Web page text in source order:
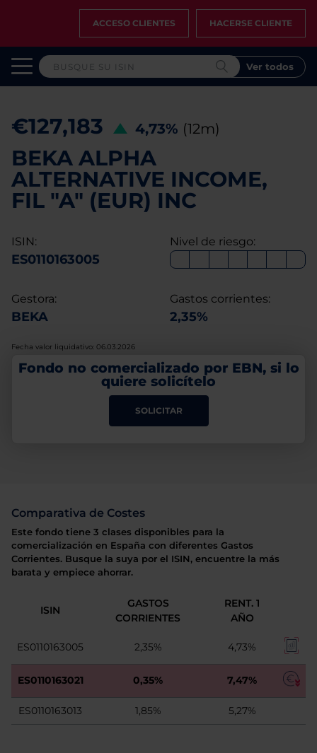
ACCESO CLIENTES HACERSE CLIENTE
Ver todos
€127,183 4,73% (12m)
BEKA ALPHA
ALTERNATIVE INCOME,
FIL "A" (EUR) INC
ISIN:
ES0110163005
Nivel de riesgo:
Gestora:
BEKA
Gastos corrientes:
2,35%
Fecha valor liquidativo: 06.03.2026
Fondo no comercializado por EBN, si lo
quiere solicítelo
SOLICITAR
Comparativa de Costes
Este fondo tiene 3 clases disponibles para la
comercialización en España con diferentes Gastos
Corrientes. Busque la suya por el ISIN, encuentre la más
barata y empiece ahorrar.
ISIN
GASTOS
CORRIENTES
RENT. 1
AÑO
ES0110163005 2,35% 4,73%
ES0110163021 0,35% 7,47%
ES0110163013 1,85% 5,27%